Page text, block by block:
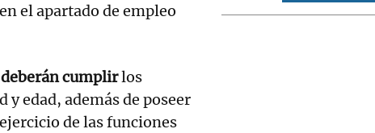
el apartado de empleo
deberán cumplirlos
edad, además de poseer
de las funciones